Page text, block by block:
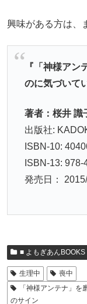
興味がある方は、
『「神様アン
のに気づいて
著者：桜井 識
出版社:
ISBN-10:
ISBN-13:
発売日：
■ よもぎあんBOOKS
生理中
喪中
「神様アンテナ」
のサイン